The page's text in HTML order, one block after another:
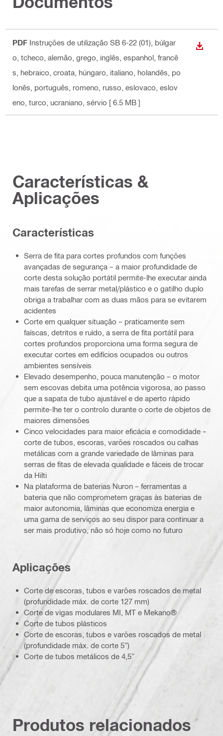
PDF Instruções de utilização SB 6-22 (01) , búlgar
o, tcheco, alemão, grego, inglês, espanhol, francê
s, hebraico, croata, húngaro, italiano, holandês, po
lonês, português, romeno, russo, eslovaco, eslov
eno, turco, ucraniano, sérvio [ 6.5 MB ]
Características &
Aplicações
Características
Serra de fita para cortes profundos com funções
avançadas de segurança – a maior profundidade de
corte desta solução portátil permite-lhe executar ainda
mais tarefas de serrar metal/plástico e o gatilho duplo
obriga a trabalhar com as duas mãos para se evitarem
acidentes
Corte em qualquer situação – praticamente sem
faíscas, detritos e ruído, a serra de fita portátil para
cortes profundos proporciona uma forma segura de
executar cortes em edifícios ocupados ou outros
ambientes sensíveis
Elevado desempenho, pouca manutenção – o motor
sem escovas debita uma potência vigorosa, ao passo
que a sapata de tubo ajustável e de aperto rápido
permite-lhe ter o controlo durante o corte de objetos de
maiores dimensões
Cinco velocidades para maior eficácia e comodidade –
corte de tubos, escoras, varões roscados ou calhas
metálicas com a grande variedade de lâminas para
serras de fitas de elevada qualidade e fáceis de trocar
da Hilti
Na plataforma de baterias Nuron – ferramentas a
bateria que não comprometem graças às baterias de
maior autonomia, lâminas que economiza energia e
uma gama de serviços ao seu dispor para continuar a
ser mais produtivo, não só hoje como no futuro
Aplicações
Corte de escoras, tubos e varões roscados de metal
(profundidade máx. de corte 127 mm)
Corte de vigas modulares MI, MT e Mekano®
Corte de tubos plásticos
Corte de escoras, tubos e varões roscados de metal
(profundidade máx. de corte 5”)
Corte de tubos metálicos de 4,5”
Produtos relacionados